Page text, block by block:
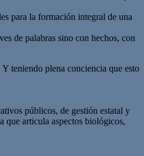
para la formación integral de una
de palabras sino con hechos, con
teniendo plena conciencia que esto
públicos, de gestión estatal y
que articula aspectos biológicos,